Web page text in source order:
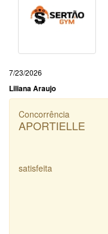
7/23/2026
Liliana Araujo
Concorrência
APORTIELLE
satisfeita